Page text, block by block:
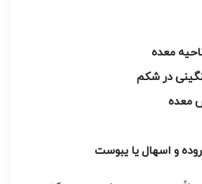
معده
در شکم
معده
و اسهال یا یبوست